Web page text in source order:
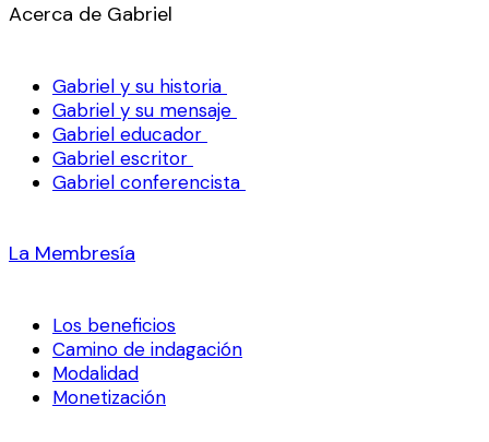
Acerca de Gabriel
Gabriel y su historia
Gabriel y su mensaje
Gabriel educador
Gabriel escritor
Gabriel conferencista
La Membresía
Los beneficios
Camino de indagación
Modalidad
Monetización